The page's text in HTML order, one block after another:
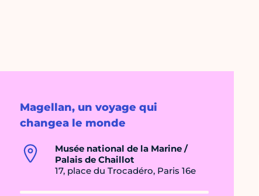
Magellan, un voyage qui
changea le monde
Musée national de la Marine /
Palais de Chaillot
17, place du Trocadéro, Paris 16e